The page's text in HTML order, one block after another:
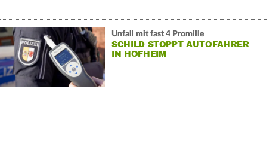
Unfall mit fast 4 Promille
SCHILD STOPPT AUTOFAHRER
IN HOFHEIM